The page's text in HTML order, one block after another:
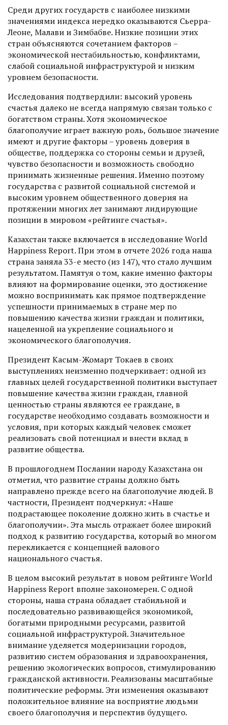
Среди других государств с наиболее низкими
значениями индекса нередко оказываются Сьерра-
Леоне, Малави и Зимбабве. Низкие позиции этих
стран объясняются сочетанием факторов –
экономической нестабильностью, конфликтами,
слабой социальной инфраструктурой и низким
уровнем безопасности.
Исследования подтвердили: высокий уровень
счастья далеко не всегда напрямую связан только с
богатством страны. Хотя экономическое
благополучие играет важную роль, большое значение
имеют и другие факторы – уровень доверия в
обществе, поддержка со стороны семьи и друзей,
чувство безопасности и возможность свободно
принимать жизненные решения. Именно поэтому
государства с развитой социальной системой и
высоким уровнем общественного доверия на
протяжении многих лет занимают лидирующие
позиции в мировом «рейтинге счастья».
Казахстан также включается в исследование World
Happiness Report. При этом в отчете 2026 года наша
страна заняла 33-е место (из 147), что стало лучшим
результатом. Памятуя о том, какие именно факторы
влияют на формирование оценки, это достижение
можно воспринимать как прямое подтверждение
успешности принимаемых в стране мер по
повышению качества жизни граж­дан и политики,
нацеленной на укрепление социального и
экономического благополучия.
Президент Касым-Жомарт ­Токаев в своих
выступлениях неизменно подчеркивает: одной из
главных целей государст­венной политики выступает
повышение качества жизни граждан, главной
ценностью страны являются ее граждане, в
государстве необходимо соз­давать возможности и
условия, при которых каждый человек сможет
реализовать свой потенциал и внести вклад в
развитие общества.
В прошлогоднем Послании народу Казахстана он
отметил, что развитие страны должно быть
направлено прежде всего на благополучие людей. В
частности, Президент подчеркнул: «Наше
подрастающее поколение должно жить в счастье и
благополучии». Эта мысль отражает более широкий
подход к развитию государства, который во многом
перекликается с концепцией валового
национального счастья.
В целом высокий результат в новом рейтинге World
Happiness Report вполне закономерен. С одной
стороны, наша страна обладает стабильной и
последовательно развивающейся экономикой,
богатыми природными ресурсами, развитой
социальной инфраструктурой. Значительное
внимание уделяется модернизации городов,
развитию систем образования и здравоохранения,
решению экологических вопросов, стимулированию
гражданской активности. Реализованы масштабные
политические реформы. Эти изменения оказывают
положительное влияние на восприятие людьми
своего благополучия и перспектив будущего.